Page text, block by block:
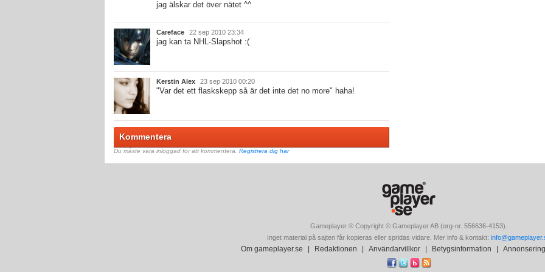
jag älskar det över nätet ^^
Careface 22 sep 2010 23:34
jag kan ta NHL-Slapshot :(
Kerstin Alex 23 sep 2010 00:20
"Var det ett flaskskepp så är det inte det no more" haha!
Kommentera
Du måste vara inloggad för att kommentera. Registrera dig här
Gameplayer ® Copyright © Gameplayer AB (org-nr. 556636-4153).
Inget material på sajten får kopieras eller spridas vidare. Mer info & kontakt:
Om gameplayer.se Redaktionen Användarvillkor Betygsinformation Annonsering